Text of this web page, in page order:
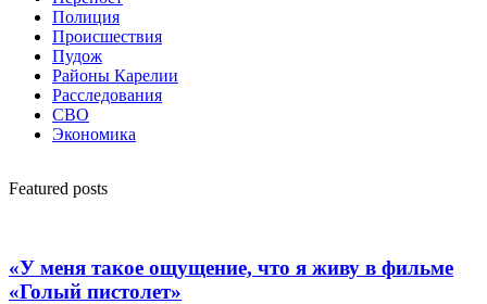
Полиция
Происшествия
Пудож
Районы Карелии
Расследования
СВО
Экономика
Featured posts
«У меня такое ощущение, что я живу в фильме
«Голый пистолет»